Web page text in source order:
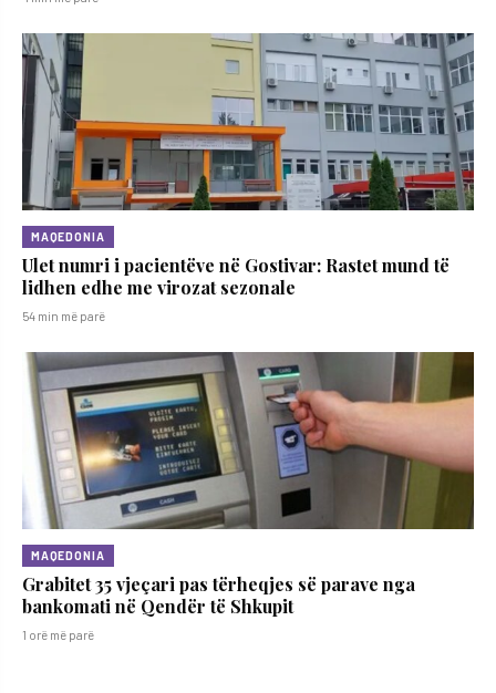
MAQEDONIA
Ulet numri i pacientëve në Gostivar: Rastet mund të
lidhen edhe me virozat sezonale
54 min më parë
MAQEDONIA
Grabitet 35 vjeçari pas tërheqjes së parave nga
bankomati në Qendër të Shkupit
1 orë më parë